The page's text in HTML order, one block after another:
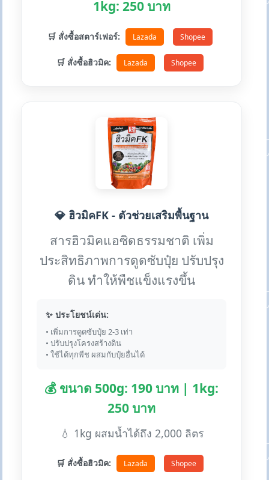
1kg: 250 บาท
🛒 สั่งซื้อสตาร์เฟอร์: Lazada Shopee
🛒 สั่งซื้อฮิวมิค: Lazada Shopee
💎 ฮิวมิคFK - ตัวช่วยเสริมพื้นฐาน
สารฮิวมิคแอซิดธรรมชาติ เพิ่ม
ประสิทธิภาพการดูดซับปุ๋ย ปรับปรุง
ดิน ทำให้พืชแข็งแรงขึ้น
✨ ประโยชน์เด่น:
• เพิ่มการดูดซับปุ๋ย 2-3 เท่า
• ปรับปรุงโครงสร้างดิน
• ใช้ได้ทุกพืช ผสมกับปุ๋ยอื่นได้
💰 ขนาด 500g: 190 บาท | 1kg:
250 บาท
💧 1kg ผสมน้ำได้ถึง 2,000 ลิตร
🛒 สั่งซื้อฮิวมิค: Lazada Shopee